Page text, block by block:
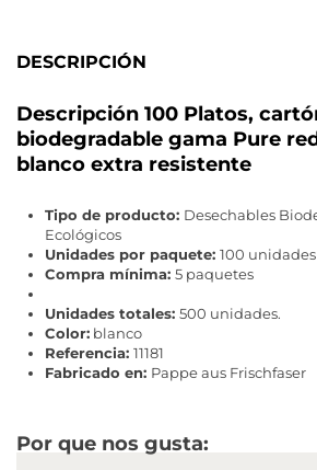
DESCRIPCIÓN
Descripción 100 Platos,
biodegradable gama Pure
blanco extra resistente
Tipo de producto: Desechables
Ecológicos
Unidades por paquete: 100 unidades
Compra mínima: 5 paquetes
Unidades totales: 500 unidades.
Color: blanco
Referencia: 11181
Fabricado en: Pappe aus Frischfaser
Por que nos gusta: